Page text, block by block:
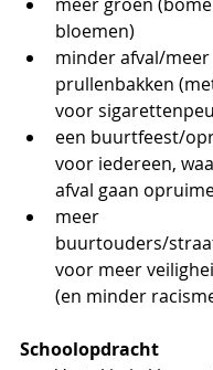
bloemen)
minder afval/meer
prullenbakken
voor
een buurtfeest/
voor iedereen,
afval gaan
meer
buurtouders/
voor meer
(en minder
Schoolopdracht